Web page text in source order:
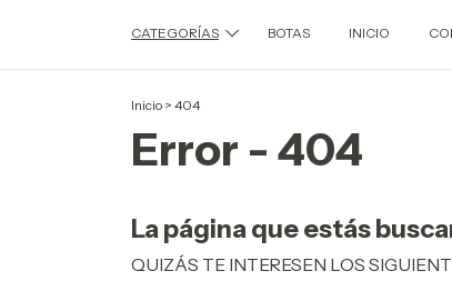
CATEGORÍAS BOTAS INICIO
Inicio > 404
Error - 404
La página que estás
QUIZÁS TE INTERESEN LOS